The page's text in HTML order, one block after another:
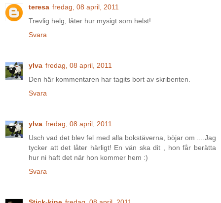
teresa fredag, 08 april, 2011
Trevlig helg, låter hur mysigt som helst!
Svara
ylva fredag, 08 april, 2011
Den här kommentaren har tagits bort av skribenten.
Svara
ylva fredag, 08 april, 2011
Usch vad det blev fel med alla bokstäverna, böjar om ....Jag
tycker att det låter härligt! En vän ska dit , hon får berätta
hur ni haft det när hon kommer hem :)
Svara